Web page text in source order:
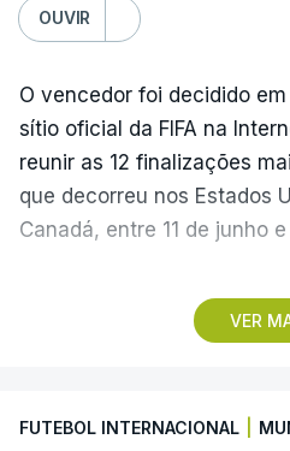
OUVIR
VER
O vencedor foi decidido
sítio oficial da FIFA na
reunir as 12 finalizações
que decorreu nos Estados
Canadá, entre 11 de junho
Lopes Cabral conquistou o
remate de pé direito que
FUTEBOL INTERNACIONAL